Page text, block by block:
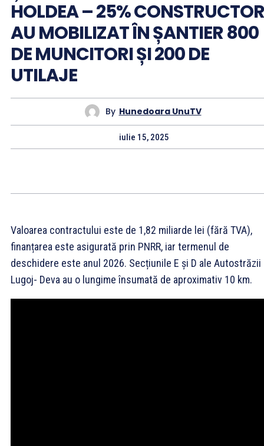
HOLDEA – 25%
AU MOBILIZAT ÎN ȘANTIER 800
DE MUNCITORI ȘI 200 DE
UTILAJE
By Hunedoara UnuTV
iulie 15, 2025
Valoarea contractului este de 1,82 miliarde lei (fără TVA),
finanțarea este asigurată prin PNRR, iar termenul de
deschidere este anul 2026. Secțiunile E și D ale Autostrăzii
Lugoj- Deva au o lungime însumată de aproximativ 10 km.